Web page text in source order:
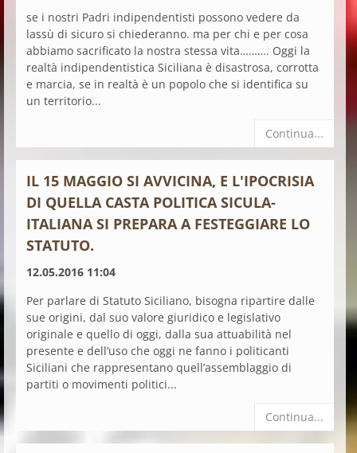
se i nostri Padri indipendentisti possono vedere da
lassù di sicuro si chiederanno. ma per chi e per cosa
abbiamo sacrificato la nostra stessa vita………. Oggi la
realtà indipendentistica Siciliana è disastrosa, corrotta
e marcia, se in realtà è un popolo che si identifica su
un territorio...
Continua...
IL 15 MAGGIO SI AVVICINA, E L'IPOCRISIA
DI QUELLA CASTA POLITICA SICULA-
ITALIANA SI PREPARA A FESTEGGIARE LO
STATUTO.
12.05.2016 11:04
Per parlare di Statuto Siciliano, bisogna ripartire dalle
sue origini, dal suo valore giuridico e legislativo
originale e quello di oggi, dalla sua attuabilità nel
presente e dell’uso che oggi ne fanno i politicanti
Siciliani che rappresentano quell’assemblaggio di
partiti o movimenti politici...
Continua...